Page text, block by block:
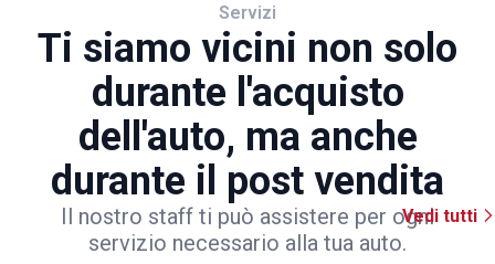
Servizi
Ti siamo vicini non solo
durante l'acquisto
dell'auto, ma anche
durante il post vendita
Il nostro staff ti può assistere per ogni
servizio necessario alla tua auto.
Vedi tutti